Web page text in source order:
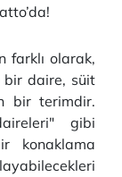
farklı olarak,
bir daire, süit
bir terimdir.
gibi
konaklama